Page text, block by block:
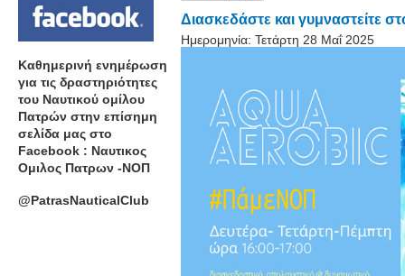
Καθημερινή ενημέρωση
για τις δραστηριότητες
του Ναυτικού ομίλου
Πατρών στην επίσημη
σελίδα μας στο
Facebook : Ναυτικος
Ομιλος Πατρων -ΝΟΠ
@PatrasNauticalClub
Διασκεδάστε και γυμναστείτε
Ημερομηνία: Τετάρτη 28 Μαΐ 2025